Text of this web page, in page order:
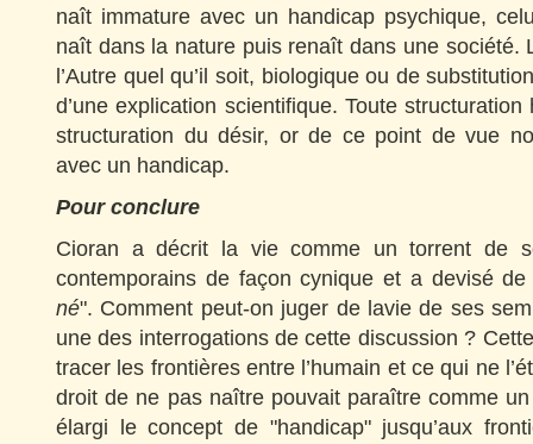
naît immature avec un handicap psychique,
naît dans la nature puis renaît dans une société.
l’Autre quel qu’il soit, biologique ou de
d’une explication scientifique. Toute
structuration du désir, or de ce point de vue
avec un handicap.
Pour conclure
Cioran a décrit la vie comme un torrent de
contemporains de façon cynique et a devisé de
né". Comment peut-on juger de lavie de ses
une des interrogations de cette discussion ?
tracer les frontières entre l’humain et ce qui ne
droit de ne pas naître pouvait paraître comme
élargi le concept de "handicap" jusqu’aux